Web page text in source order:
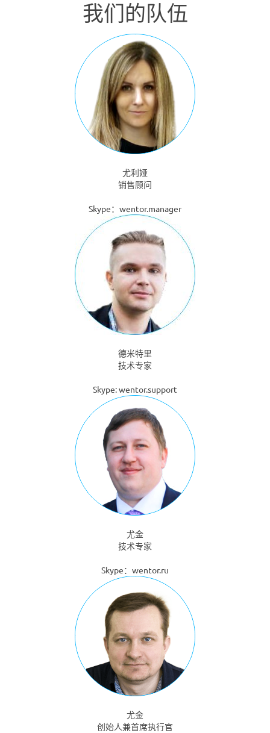
我们的队伍
尤利娅
销售顾问
Skype：wentor.manager
德米特里
技术专家
Skype: wentor.support
尤金
技术专家
Skype：wentor.ru
尤金
创始人兼首席执行官